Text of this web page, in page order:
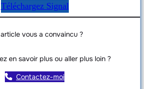
Téléchargez Signal
vous a convaincu ?
en savoir plus ou aller plus loin ?
Contactez-moi